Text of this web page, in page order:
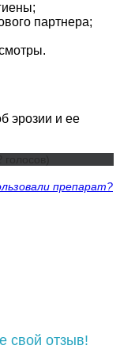
партнера;
эрозии и ее
препарат?
свой отзыв!